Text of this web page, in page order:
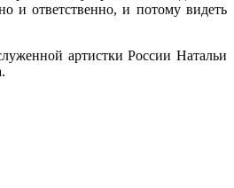
и ответственно, и потому видеть
артистки России Натальи